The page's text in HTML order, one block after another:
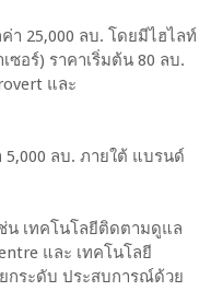
า 25,000 ลบ. โดยมีไฮไลท์
ซอร์) ราคาเริ่มต้น 80 ลบ.
และ
5,000 ลบ. ภายใต้ แบรนด์
น เทคโนโลยีติดตามดูแล
และ เทคโนโลยี
กระดับ ประสบการณ์ด้วย